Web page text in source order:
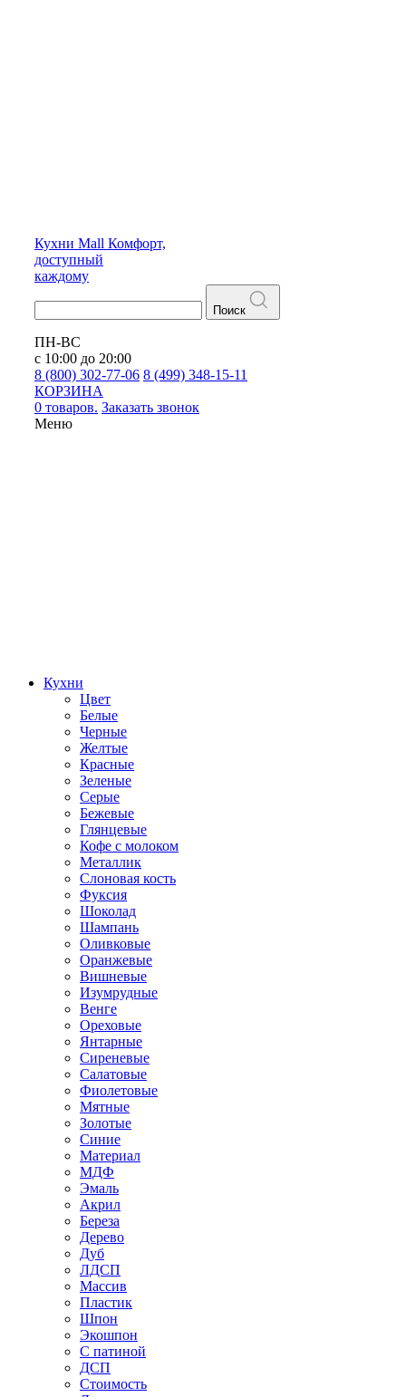
Кухни Mall Комфорт,
доступный
каждому
Поиск
ПН-ВС
с 10:00 до 20:00
8 (800) 302-77-06 8 (499) 348-15-11
КОРЗИНА
0 товаров. Заказать звонок
Меню
Кухни
Цвет
Белые
Черные
Желтые
Красные
Зеленые
Серые
Бежевые
Глянцевые
Кофе с молоком
Металлик
Слоновая кость
Фуксия
Шоколад
Шампань
Оливковые
Оранжевые
Вишневые
Изумрудные
Венге
Ореховые
Янтарные
Сиреневые
Салатовые
Фиолетовые
Мятные
Золотые
Синие
Материал
МДФ
Эмаль
Акрил
Береза
Дерево
Дуб
ЛДСП
Массив
Пластик
Шпон
Экошпон
С патиной
ДСП
Стоимость